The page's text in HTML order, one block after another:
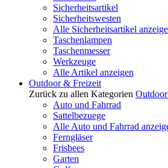
Sicherheitsartikel
Sicherheitswesten
Alle Sicherheitsartikel
Taschenlampen
Taschenmesser
Werkzeuge
Alle Artikel anzeigen
Outdoor & Freizeit
Zurück zu allen Kategorien
Auto und Fahrrad
Sattelbezuege
Alle Auto und Fahrrad
Ferngläser
Frisbees
Garten